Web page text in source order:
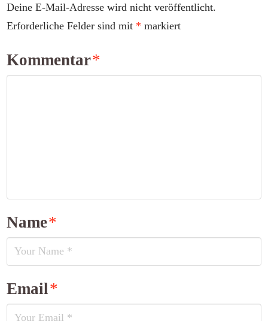
Deine E-Mail-Adresse wird nicht veröffentlicht.
Erforderliche Felder sind mit * markiert
Kommentar*
Name*
Email*